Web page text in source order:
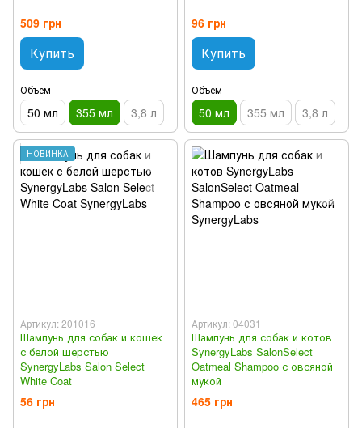
509 грн
Купить
Объем
50 мл 355 мл 3,8 л
96 грн
Купить
Объем
50 мл 355 мл 3,8 л
НОВИНКА
Артикул: 201016
Шампунь для собак и кошек
с белой шерстью
SynergyLabs Salon Select
White Coat
56 грн
Артикул: 04031
Шампунь для собак и котов
SynergyLabs SalonSelect
Oatmeal Shampoo с овсяной
мукой
465 грн